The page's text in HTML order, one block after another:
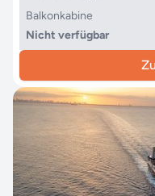
Balkonkabine
Nicht verfügbar